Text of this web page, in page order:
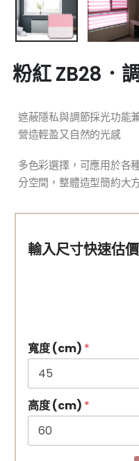
粉紅 ZB28．
遮蔽隱私與調節採光功能
營造輕盈又自然的光感
多色彩選擇，可應用於各
分空間，整體造型簡約大
輸入尺寸快速估價
寬度 (cm) *
高度 (cm) *